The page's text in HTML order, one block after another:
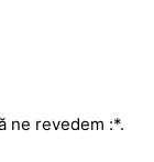
ne revedem :*.